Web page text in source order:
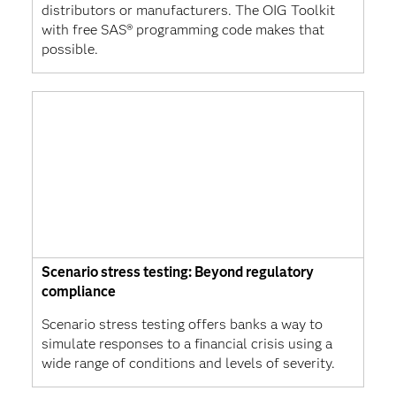
distributors or manufacturers. The OIG Toolkit
with free SAS® programming code makes that
possible.
Scenario stress testing: Beyond regulatory
compliance
Scenario stress testing offers banks a way to
simulate responses to a financial crisis using a
wide range of conditions and levels of severity.